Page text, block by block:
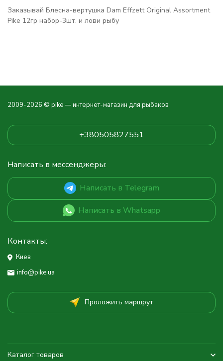
Заказывай Блесна-вертушка Dam Effzett Original Assortment
Pike 12гр набор-3шт. и лови рыбу
2009-2026 © pike — интернет-магазин для рыбаков
+380505827551
Написать в мессенджеры:
Написать в Telegram
Написать в Whatsapp
Контакты:
Киев
info@pike.ua
Проложить маршрут
Каталог товаров